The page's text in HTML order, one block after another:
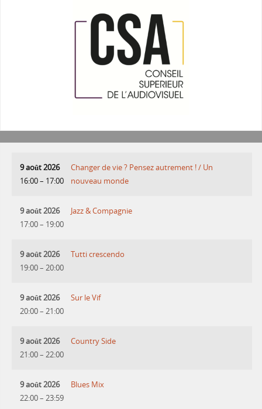
9 août 2026
16:00– 17:00
Changer de vie ? Pensez autrement ! / Un
nouveau monde
9 août 2026
17:00– 19:00
Jazz & Compagnie
9 août 2026
19:00– 20:00
Tutti crescendo
9 août 2026
20:00– 21:00
Sur le Vif
9 août 2026
21:00– 22:00
Country Side
9 août 2026
22:00– 23:59
Blues Mix